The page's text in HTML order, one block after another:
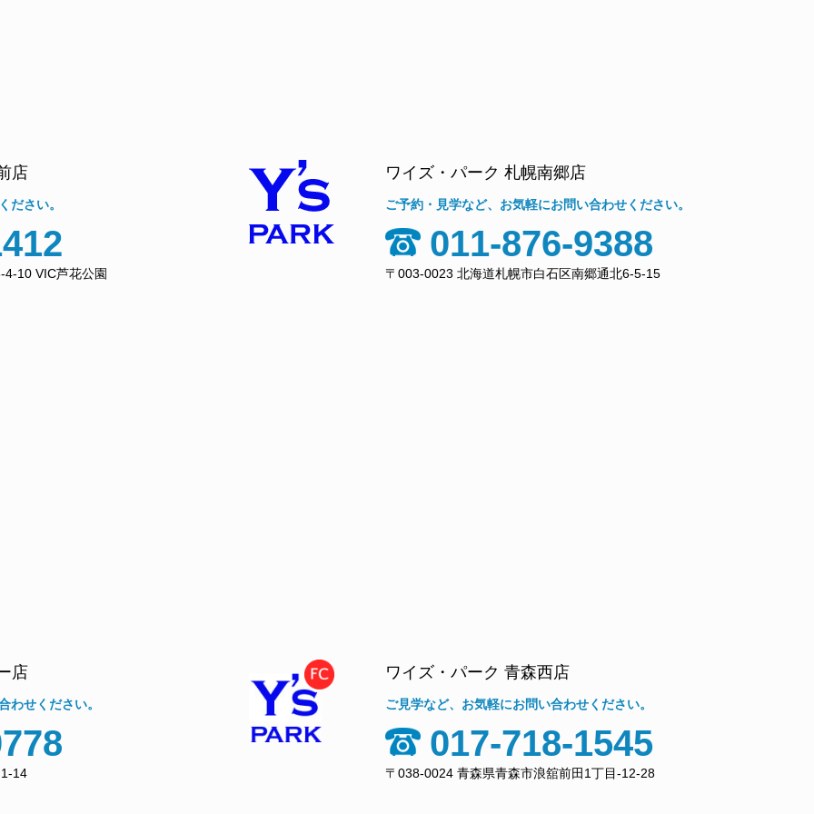
店
ださい。
10 VIC芦花公園
ワイズ・パーク 札幌南郷店
ご予約・見学など、お気軽にお問い合わせください。
011-876-9388
〒003-0023 北海道札幌市白石区南郷通北6-5-15
店
わせください。
14
ワイズ・パーク 青森西店
ご見学など、お気軽にお問い合わせください。
017-718-1545
〒038-0024 青森県青森市浪舘前田1丁目-12-28